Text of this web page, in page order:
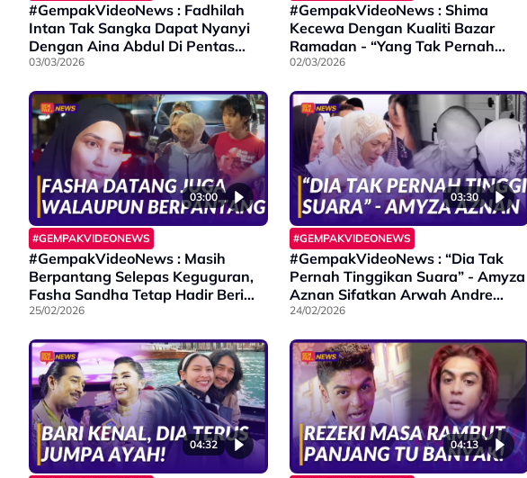
#GempakVideoNews : Fadhilah
Intan Tak Sangka Dapat Nyanyi
Dengan Aina Abdul Di Pentas
Anugerah
03/03/2026
#GempakVideoNews : Shima
Kecewa Dengan Kualiti Bazar
Ramadan - “Yang Tak Pernah
Berniaga Pun Ada…”
02/03/2026
03:00
#GEMPAKVIDEONEWS
#GempakVideoNews : Masih
Berpantang Selepas Keguguran,
Fasha Sandha Tetap Hadir Beri
Sokongan Pada Amyza Aznan
25/02/2026
03:30
#GEMPAKVIDEONEWS
#GempakVideoNews : “Dia Tak
Pernah Tinggikan Suara” - Amyza
Aznan Sifatkan Arwah Andre
Mikhail Sebagai Anak Yang Baik
24/02/2026
04:32 04:13